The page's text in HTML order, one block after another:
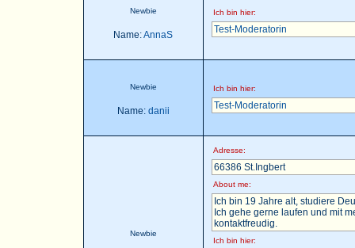
Newbie
Name:AnnaS
Ich bin hier:
Test-Moderatorin
Newbie
Name: danii
Ich bin hier:
Test-Moderatorin
Newbie
Adresse:
66386 St.Ingbert
About me:
Ich bin 19 Jahre alt, studiere
Ich gehe gerne laufen und mit
kontaktfreudig.
Ich bin hier: